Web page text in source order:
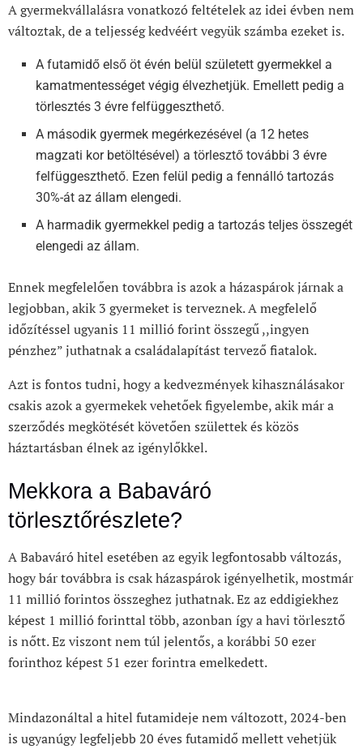
A gyermekvállalásra vonatkozó feltételek az idei évben nem
változtak, de a teljesség kedvéért vegyük számba ezeket is.
A futamidő első öt évén belül született gyermekkel a
kamatmentességet végig élvezhetjük. Emellett pedig a
törlesztés 3 évre felfüggeszthető.
A második gyermek megérkezésével (a 12 hetes
magzati kor betöltésével) a törlesztő további 3 évre
felfüggeszthető. Ezen felül pedig a fennálló tartozás
30%-át az állam elengedi.
A harmadik gyermekkel pedig a tartozás teljes összegét
elengedi az állam.
Ennek megfelelően továbbra is azok a házaspárok járnak a
legjobban, akik 3 gyermeket is terveznek. A megfelelő
időzítéssel ugyanis 11 millió forint összegű ,,ingyen
pénzhez” juthatnak a családalapítást tervező fiatalok.
Azt is fontos tudni, hogy a kedvezmények kihasználásakor
csakis azok a gyermekek vehetőek figyelembe, akik már a
szerződés megkötését követően születtek és közös
háztartásban élnek az igénylőkkel.
Mekkora a Babaváró
törlesztőrészlete?
A Babaváró hitel esetében az egyik legfontosabb változás,
hogy bár továbbra is csak házaspárok igényelhetik, mostmár
11 millió forintos összeghez juthatnak. Ez az eddigiekhez
képest 1 millió forinttal több, azonban így a havi törlesztő
is nőtt. Ez viszont nem túl jelentős, a korábbi 50 ezer
forinthoz képest 51 ezer forintra emelkedett.
Mindazonáltal a hitel futamideje nem változott, 2024-ben
is ugyanúgy legfeljebb 20 éves futamidő mellett vehetjük